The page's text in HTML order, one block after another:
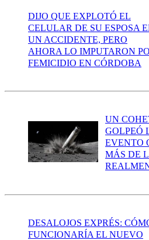
DIJO QUE EXPLOTÓ EL
CELULAR DE SU ESPOSA
UN ACCIDENTE, PERO
AHORA LO IMPUTARON
FEMICIDIO EN CÓRDOBA
UN
GOLPEÓ
EVENTO
MÁS DE
DESALOJOS EXPRÉS:
FUNCIONARÍA EL NUEVO